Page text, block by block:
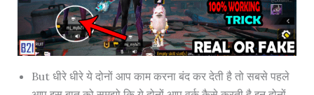
But धीरे धीरे ये दोनों आप काम करना बंद कर देती है तो सबसे पहले